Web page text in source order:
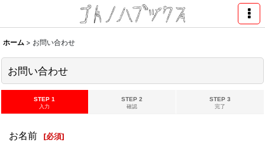
ホーム > お問い合わせ
お問い合わせ
STEP 1
入力
STEP 2
確認
STEP 3
完了
お名前 [必須]